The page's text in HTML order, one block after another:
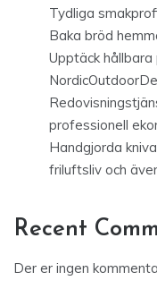
Tydliga
Baka bröd
Upptäck hållbara
professionell
Handgjorda
friluftsliv och
Recent
Der er ingen